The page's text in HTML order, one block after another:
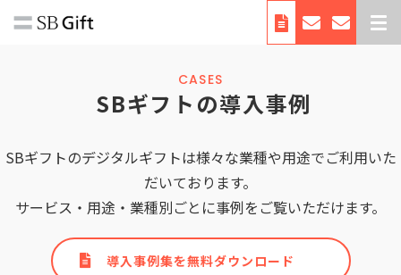
サービス紹介
料金
利用シーン・使い方
自治体向けサービス
CASES
SBギフトの導入事例
SBギフトのデジタルギフトは様々な業種や用途でご利用いた
だいております。
サービス・用途・業種別ごとに事例をご覧いただけます。
導入事例集を無料ダウンロード